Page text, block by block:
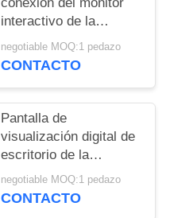
conexión del monitor
interactivo de la
pantalla táctil
negotiable MOQ:1 pedazo
CONTACTO
Pantalla de
visualización digital de
escritorio de la
señalización de 15,6
puadas que rodea la
negotiable MOQ:1 pedazo
CONTACTO